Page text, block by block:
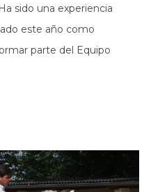
sido una experiencia
este año como
parte del Equipo